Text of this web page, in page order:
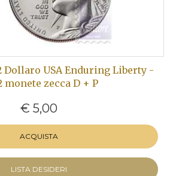
Dollaro USA Enduring Liberty -
monete zecca D + P
€ 5,00
ACQUISTA
LISTA DESIDERI